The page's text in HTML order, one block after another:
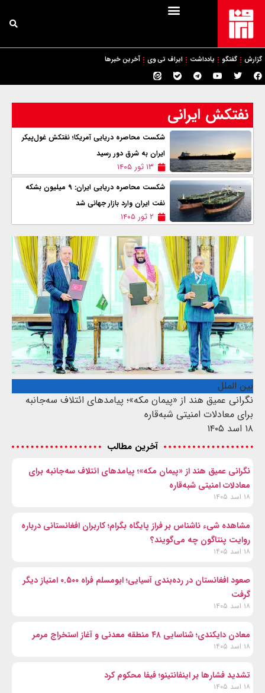
گزارش گفتگو یادداشت ایراف تی وی آخرین خبرها
نفتکش ایرانی
شکست محاصره دریایی آمریکا؛ نفتکش غول‌پیکر
ایران به شرق دور رسید
۱۳ ثور ۱۴۰۵
شکست محاصره دریایی ایران: ۹ میلیون بشکه
نفت ایران وارد بازار جهانی شد
۲ ثور ۱۴۰۵
بین الملل
نگرانی عمیق هند از «پیمان مکه»؛ پیامدهای ائتلاف سه‌جانبه
برای معادلات امنیتی شبه‌قاره
۱۸ اسد ۱۴۰۵
آخرین مطالب
نگرانی عمیق هند از «پیمان مکه»؛ پیامدهای ائتلاف سه‌جانبه برای
معادلات امنیتی شبه‌قاره
۱۸ اسد ۱۴۰۵
مشاهده شیء ناشناس بر فراز پایگاه بگرام؛ کاربران افغانستانی درباره
روایت پنتاگون چه می‌گویند؟
۱۸ اسد ۱۴۰۵
صعود افغانستان در رده‌بندی آسیایی؛ ابومسلم فراه ۰.۵۰۰ امتیاز دیگر
گرفت
۱۸ اسد ۱۴۰۵
معادن دایکندی؛ شناسایی ۴۸ منطقه معدنی و آغاز استخراج مرمر
۱۸ اسد ۱۴۰۵
تشدید فشارها بر اینفانتینو؛ فیفا محکوم کرد
۱۸ اسد ۱۴۰۵